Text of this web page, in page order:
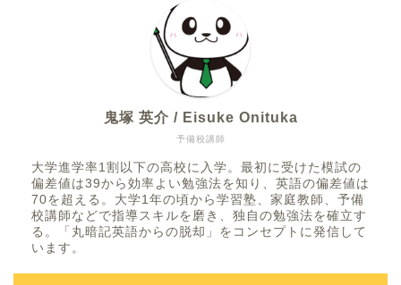
予備校講師
鬼塚 英介 / Eisuke Onituka
大学進学率1割以下の高校に入学。最初に受けた模試の
偏差値は39から効率よい勉強法を知り、英語の偏差値は
70を超える。大学1年の頃から学習塾、家庭教師、予備
校講師などで指導スキルを磨き、独自の勉強法を確立す
る。「丸暗記英語からの脱却」をコンセプトに発信して
います。